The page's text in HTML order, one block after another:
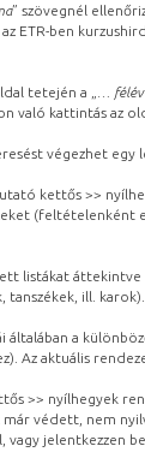
” szövegnél
ETR-ben
tetején a „ …
való kattintás az
végezhet egy
kettős >>
(feltételenként
listákat
ill. karok).
általában a
Az aktuális
>> nyílhegyek
védett, nem
jelentkezzen